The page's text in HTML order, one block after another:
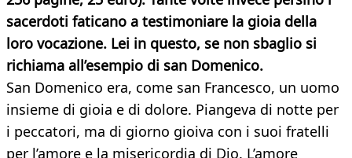
sacerdoti faticano a testimoniare la gioia della
loro vocazione. Lei in questo, se non sbaglio si
richiama all’esempio di san Domenico.
San Domenico era, come san Francesco, un uomo
insieme di gioia e di dolore. Piangeva di notte per
i peccatori, ma di giorno gioiva con i suoi fratelli
per l’amore e la misericordia di Dio. L’amore